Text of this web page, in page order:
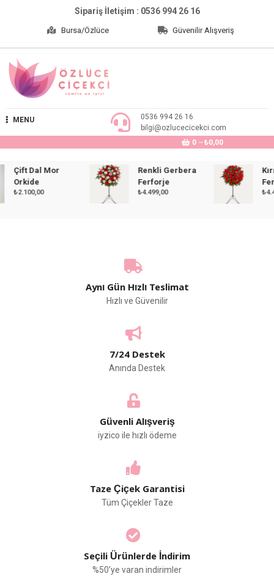
Sipariş İletişim : 0536 994 26 16
Bursa/Özlüce Güvenilir Alışveriş
Özlüce Çiçekçi
MENU
0536 994 26 16
bilgi@ozlucecicekci.com
0
₺0,00
Çift Dal Mor
Orkide
2.100,00
Renkli Gerbera
Ferforje
4.499,00
Aynı Gün Hızlı Teslimat
Hızlı ve Güvenilir
7/24 Destek
Anında Destek
Güvenli Alışveriş
iyzico ile hızlı ödeme
Taze Çiçek Garantisi
Tüm Çiçekler Taze
Seçili Ürünlerde İndirim
%50'ye varan indirimler